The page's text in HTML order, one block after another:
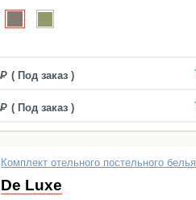
( Под заказ )
( Под заказ )
Комплект отельного постельного белья
De Luxe